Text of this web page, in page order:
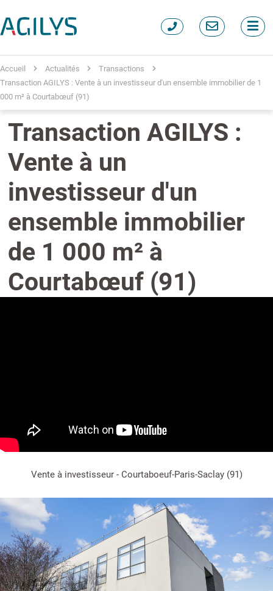
Accueil Actualités
Transactions
Transaction AGILYS : Vente à un investisseur d'un ensemble immobilier de 1
000 m² à Courtabœuf (91)
Transaction AGILYS :
Vente à un
investisseur d'un
ensemble immobilier
de 1 000 m² à
Courtabœuf (91)
Vente à investisseur - Courtaboeuf-Paris-Saclay (91)